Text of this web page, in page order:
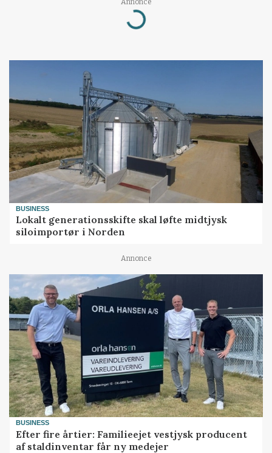
Annonce
BUSINESS
Lokalt generationsskifte skal løfte midtjysk
siloimportør i Norden
Annonce
BUSINESS
Efter fire årtier: Familieejet vestjysk producent
af staldinventar får ny medejer